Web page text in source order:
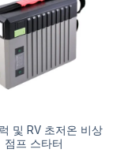
및 RV 초저온 비상
점프 스타터